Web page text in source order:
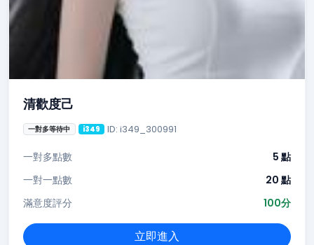
清歡度己
一對多等待中 i349 ID: i349_300991
一對多點數
5 點
一對一點數
20 點
滿意度評分
100分
立即進入